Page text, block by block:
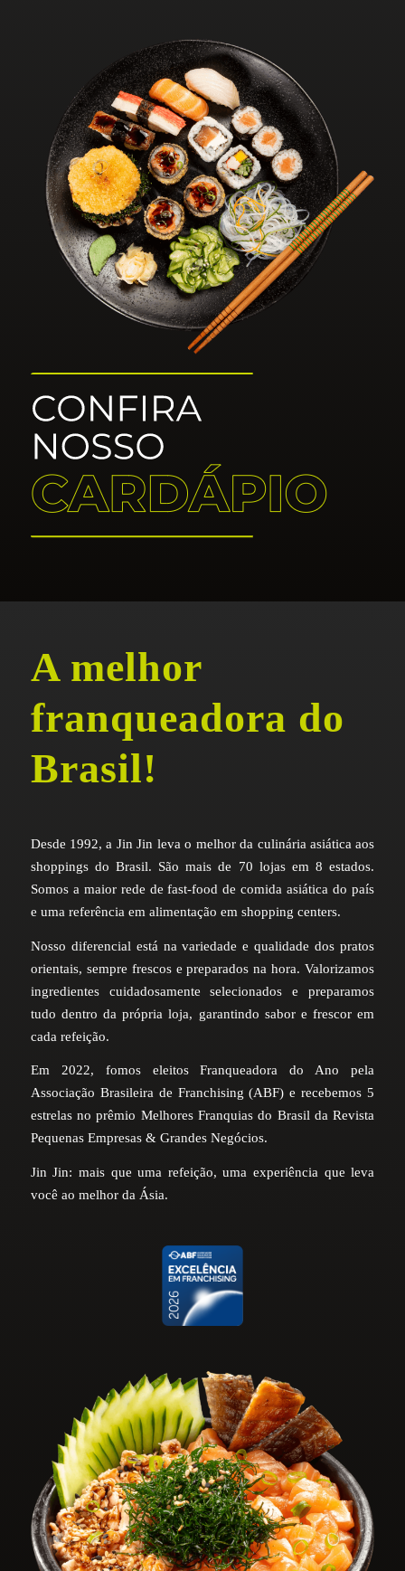
A melhor
franqueadora do
Brasil!
Desde 1992, a Jin Jin leva o melhor da culinária asiática aos
shoppings do Brasil. São mais de 70 lojas em 8 estados.
Somos a maior rede de fast-food de comida asiática do país
e uma referência em alimentação em shopping centers.
Nosso diferencial está na variedade e qualidade dos pratos
orientais, sempre frescos e preparados na hora. Valorizamos
ingredientes cuidadosamente selecionados e preparamos
tudo dentro da própria loja, garantindo sabor e frescor em
cada refeição.
Em 2022, fomos eleitos Franqueadora do Ano pela
Associação Brasileira de Franchising (ABF) e recebemos 5
estrelas no prêmio Melhores Franquias do Brasil da Revista
Pequenas Empresas & Grandes Negócios.
Jin Jin: mais que uma refeição, uma experiência que leva
você ao melhor da Ásia.